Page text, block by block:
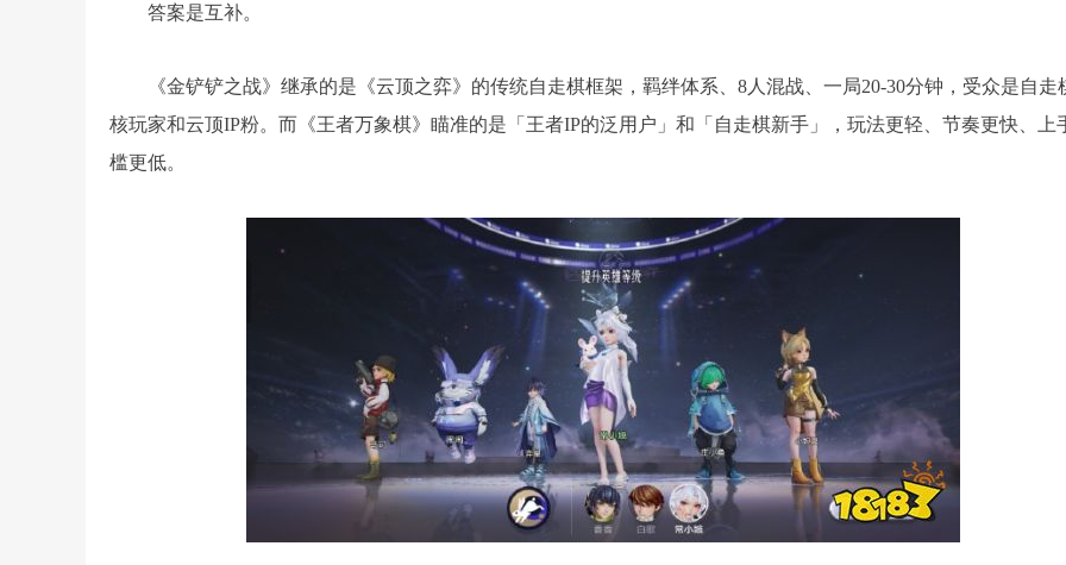
答案是互补。
《金铲铲之战》继承的是《云顶之弈》的传统自走棋框架，羁绊体系、8人混战、一局20-30分钟，受众是自走
核玩家和云顶IP粉。而《王者万象棋》瞄准的是「王者IP的泛用户」和「自走棋新手」，玩法更轻、节奏更快、上
槛更低。